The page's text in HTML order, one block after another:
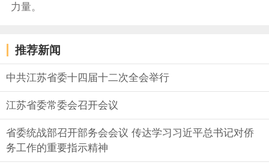
力量。
推荐新闻
中共江苏省委十四届十二次全会举行
江苏省委常委会召开会议
省委统战部召开部务会会议 传达学习习近平总书记对侨
务工作的重要指示精神